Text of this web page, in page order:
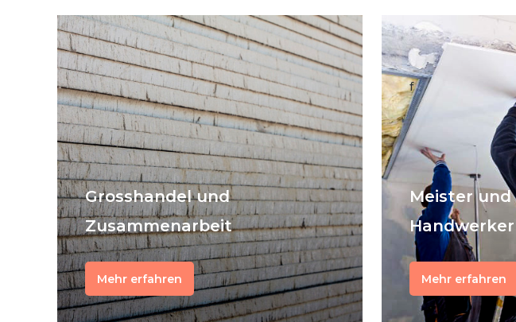
Grosshandel und
Zusammenarbeit
Mehr erfahren
f
Meister und
Handwerker
Mehr erfahren